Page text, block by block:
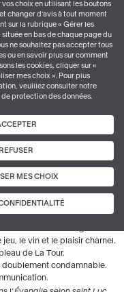
choix en utilisant les boutons
changer d’avis à tout moment
sur la rubrique « Gérer les
située en bas de chaque page du
ne souhaitez pas accepter tous
ou en savoir plus sur comment
les cookies, cliquer sur «
mes choix ». Pour plus
veuillez consulter notre
protection des données.
MES CHOIX
mais de nombreux
placement des
caravagesques est celui de
imprudent, désireux
ou plusieurs bohémiennes
de La Tour sur ce
l’as de trèfle, image 2
grand peintre
la Lorraine, il peut
par des copies, des
retour d’un séjour romain.
sujet est clairement
celle du salut, sont à
contre les dangers
le vin et le plaisir charnel.
de La Tour.
doublement condamnable.